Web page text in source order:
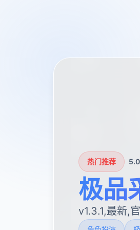
热门推荐 5.0
极品
v1.3.1,最新,